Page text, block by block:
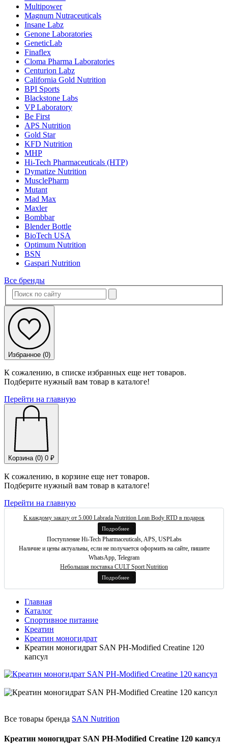
Multipower
Magnum Nutraceuticals
Insane Labz
Genone Laboratories
GeneticLab
Finaflex
Cloma Pharma Laboratories
Centurion Labz
California Gold Nutrition
BPI Sports
Blackstone Labs
VP Laboratory
Be First
APS Nutrition
Gold Star
KFD Nutrition
MHP
Hi-Tech Pharmaceuticals (HTP)
Dymatize Nutrition
MusclePharm
Mutant
Mad Max
Maxler
Bombbar
Blender Bottle
BioTech USA
Optimum Nutrition
BSN
Gaspari Nutrition
Все бренды
Избранное (0)
К сожалению, в списке избранных еще нет товаров.
Подберите нужный вам товар в каталоге!
Перейти на главную
Корзина (0) 0 ₽
К сожалению, в корзине еще нет товаров.
Подберите нужный вам товар в каталоге!
Перейти на главную
К каждому заказу от 5.000 Labrada Nutrition Lean Body RTD в подарок
Подробнее
Поступление Hi-Tech Pharmaceuticals, APS, USPLabs
Наличие и цены актуальны, если не получается оформить на сайте, пишите
WhatsApp, Telegram
Небольшая поставка CULT Sport Nutrition
Подробнее
Главная
Каталог
Спортивное питание
Креатин
Креатин моногидрат
Креатин моногидрат SAN PH-Modified Creatine 120
капсул
Все товары бренда SAN Nutrition
Креатин моногидрат SAN PH-Modified Creatine 120 капсул